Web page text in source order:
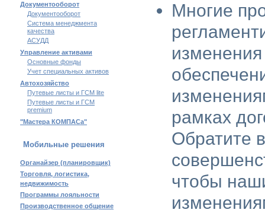
Документооборот
Документооборот
Система менеджмента
качества
АСУДД
Управление активами
Основные фонды
Учет специальных активов
Автохозяйство
Путевые листы и ГСМ lite
Путевые листы и ГСМ
premium
"Мастера КОМПАСа"
Мобильные решения
Органайзер (планировщик)
Торговля, логистика,
недвижимость
Программы лояльности
Производственное общение
Многие
рамках
Обратите
чтобы